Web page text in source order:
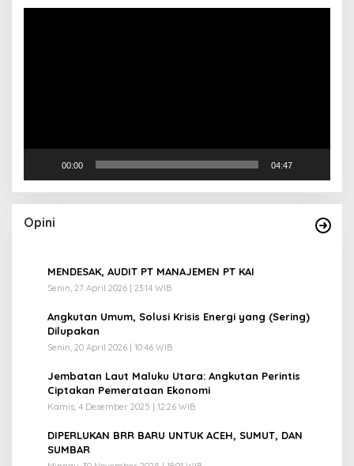
00:00 04:47
Opini
MENDESAK, AUDIT PT MANAJEMEN PT KAI
Senin, 27 April 2026 | 23:14 WIB
Angkutan Umum, Solusi Krisis Energi yang (Sering)
Dilupakan
Senin, 20 April 2026 | 10:46 WIB
Jembatan Laut Maluku Utara: Angkutan Perintis
Ciptakan Pemerataan Ekonomi
Kamis, 4 Desember 2025 | 12:26 WIB
DIPERLUKAN BRR BARU UNTUK ACEH, SUMUT, DAN
SUMBAR